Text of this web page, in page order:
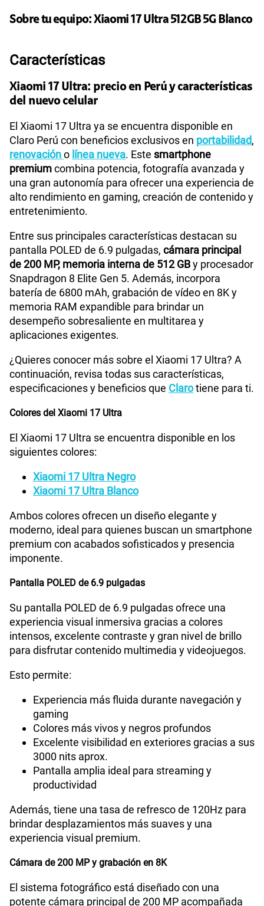
Paga solo S/49.90
Sobre tu equipo:Xiaomi 17 Ultra 512GB 5G Blanco
Características
Xiaomi 17 Ultra: precio en Perú y características
del nuevo celular
El Xiaomi 17 Ultra ya se encuentra disponible en
Claro Perú con beneficios exclusivos en portabilidad,
renovacióno línea nueva. Este smartphone
premiumcombina potencia, fotografía avanzada y
una gran autonomía para ofrecer una experiencia de
alto rendimiento en gaming, creación de contenido y
entretenimiento.
Entre sus principales características destacan su
pantalla POLED de 6.9 pulgadas, cámara principal
de 200 MP, memoria interna de 512 GBy procesador
Snapdragon 8 Elite Gen 5. Además, incorpora
batería de 6800 mAh, grabación de vídeo en 8K y
memoria RAM expandible para brindar un
desempeño sobresaliente en multitarea y
aplicaciones exigentes.
¿Quieres conocer más sobre el Xiaomi 17 Ultra? A
continuación, revisa todas sus características,
especificaciones y beneficios que Clarotiene para ti.
Colores del Xiaomi 17 Ultra
El Xiaomi 17 Ultra se encuentra disponible en los
siguientes colores:
Xiaomi 17 Ultra Negro
Xiaomi 17 Ultra Blanco
Ambos colores ofrecen un diseño elegante y
moderno, ideal para quienes buscan un smartphone
premium con acabados sofisticados y presencia
imponente.
Pantalla POLED de 6.9 pulgadas
Su pantalla POLED de 6.9 pulgadas ofrece una
experiencia visual inmersiva gracias a colores
intensos, excelente contraste y gran nivel de brillo
para disfrutar contenido multimedia y videojuegos.
Esto permite:
Experiencia más fluida durante navegación y
gaming
Colores más vivos y negros profundos
Excelente visibilidad en exteriores gracias a sus
3000 nits aprox.
Pantalla amplia ideal para streaming y
productividad
Además, tiene una tasa de refresco de 120Hz para
brindar desplazamientos más suaves y una
experiencia visual premium.
Cámara de 200 MP y grabación en 8K
El sistema fotográfico está diseñado con una
potente cámara principal de 200 MP acompañada